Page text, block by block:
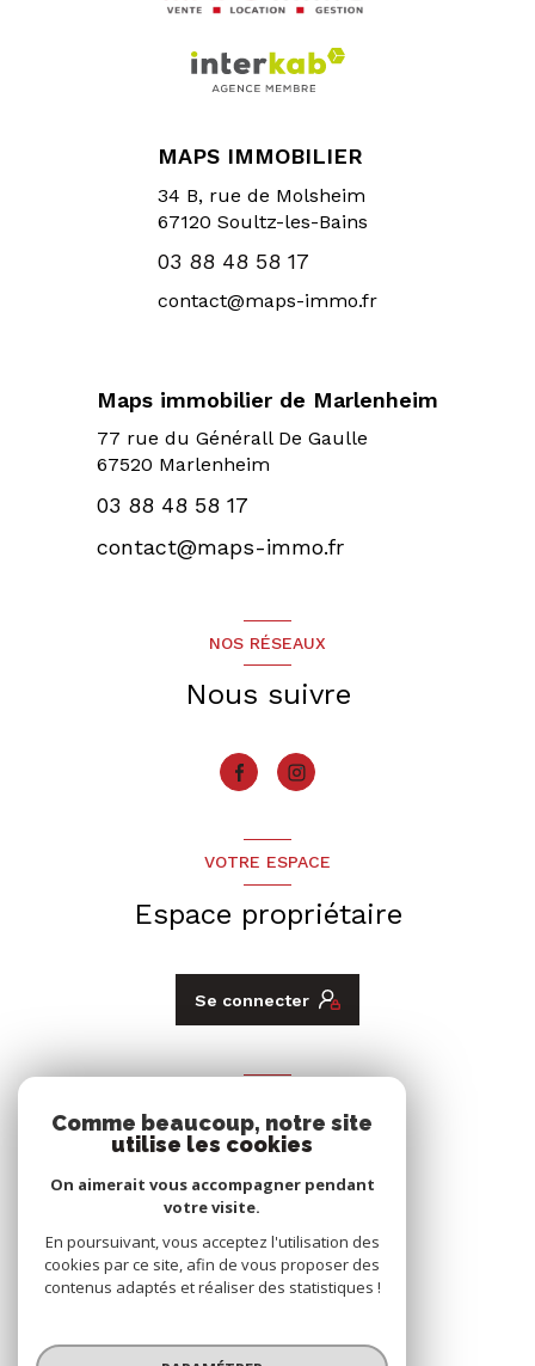
MAPS IMMOBILIER
34 B, rue de Molsheim
67120 Soultz-les-Bains
03 88 48 58 17
contact@maps-immo.fr
Maps immobilier de Marlenheim
77 rue du Générall De Gaulle
67520 Marlenheim
03 88 48 58 17
contact@maps-immo.fr
NOS RÉSEAUX
Nous suivre
VOTRE ESPACE
Espace propriétaire
Se connecter
Nous adhérons
© 2026 | Tous droits réservés
Comme beaucoup, notre site
utilise les cookies
On aimerait vous accompagner pendant
votre visite.
En poursuivant, vous acceptez l'utilisation des
cookies par ce site, afin de vous proposer des
contenus adaptés et réaliser des statistiques !